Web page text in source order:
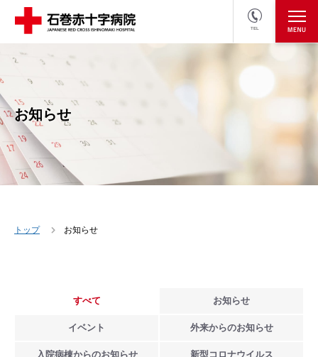
TEL
医療関係者の方
お知らせ
トップ お知らせ
すべて お知らせ
イベント 外来からのお知らせ
入院病棟からのお知らせ 新型 コロナウイルス